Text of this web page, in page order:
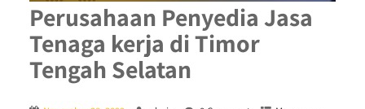
Perusahaan Penyedia Jasa
Tenaga kerja di Timor
Tengah Selatan